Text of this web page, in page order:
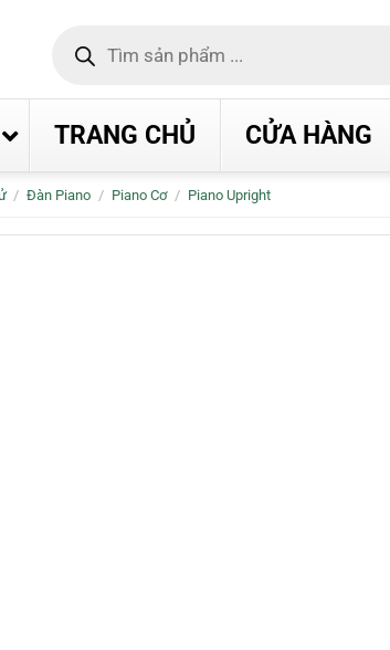
kiếm
TRANG CHỦ CỬA HÀNG
/ Đàn Piano / Piano Cơ / Piano Upright